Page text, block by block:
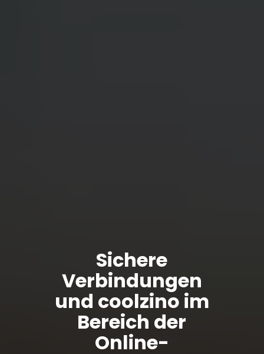
Sichere
Verbindungen
und coolzino im
Bereich der
Online-